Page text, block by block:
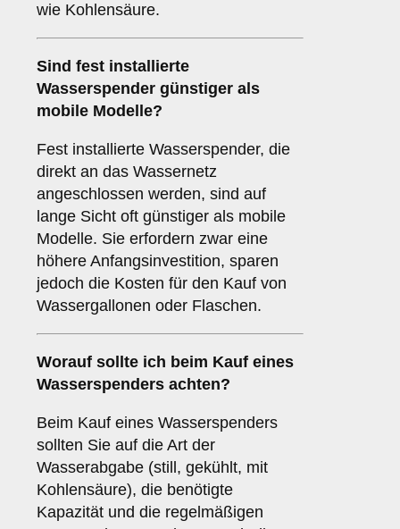
wie Kohlensäure.
Sind fest installierte
Wasserspender günstiger als
mobile Modelle?
Fest installierte Wasserspender, die
direkt an das Wassernetz
angeschlossen werden, sind auf
lange Sicht oft günstiger als mobile
Modelle. Sie erfordern zwar eine
höhere Anfangsinvestition, sparen
jedoch die Kosten für den Kauf von
Wassergallonen oder Flaschen.
Worauf sollte ich beim Kauf eines
Wasserspenders achten?
Beim Kauf eines Wasserspenders
sollten Sie auf die Art der
Wasserabgabe (still, gekühlt, mit
Kohlensäure), die benötigte
Kapazität und die regelmäßigen